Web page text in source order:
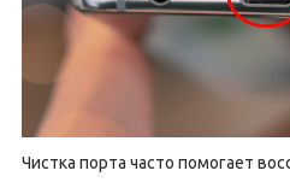
Чистка порта часто помогает